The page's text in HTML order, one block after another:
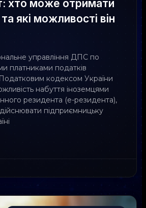
хто може отримати
які можливості він
управління ДПС по
платниками податків
кодексом України
набуття іноземцями
резидента (е-резидента),
підприємницьку